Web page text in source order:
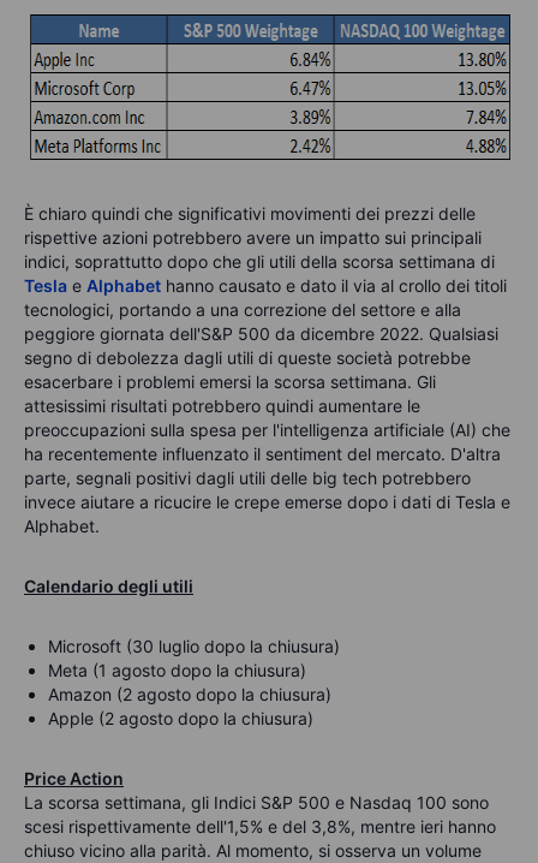
È chiaro quindi che significativi movimenti dei prezzi delle
rispettive azioni potrebbero avere un impatto sui principali
indici, soprattutto dopo che gli utili della scorsa settimana di
Tesla e Alphabet hanno causato e dato il via al crollo dei titoli
tecnologici, portando a una correzione del settore e alla
peggiore giornata dell'S&P 500 da dicembre 2022. Qualsiasi
segno di debolezza dagli utili di queste società potrebbe
esacerbare i problemi emersi la scorsa settimana. Gli
attesissimi risultati potrebbero quindi aumentare le
preoccupazioni sulla spesa per l'intelligenza artificiale (AI) che
ha recentemente influenzato il sentiment del mercato. D'altra
parte, segnali positivi dagli utili delle big tech potrebbero
invece aiutare a ricucire le crepe emerse dopo i dati di Tesla e
Alphabet.
Calendario degli utili
Microsoft (30 luglio dopo la chiusura)
Meta (1 agosto dopo la chiusura)
Amazon (2 agosto dopo la chiusura)
Apple (2 agosto dopo la chiusura)
Price Action
La scorsa settimana, gli Indici S&P 500 e Nasdaq 100 sono
scesi rispettivamente dell'1,5% e del 3,8%, mentre ieri hanno
chiuso vicino alla parità. Al momento, si osserva un volume